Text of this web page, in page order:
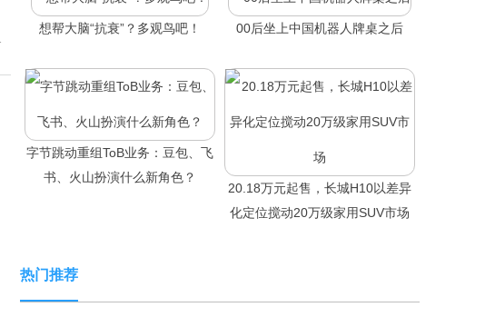
想帮大脑“抗衰”？多观鸟吧！ 00后坐上中国机器人牌桌之后
字节跳动重组ToB业务：豆包、飞
书、火山扮演什么新角色？
20.18万元起售，长城H10以差异
化定位搅动20万级家用SUV市场
热门推荐